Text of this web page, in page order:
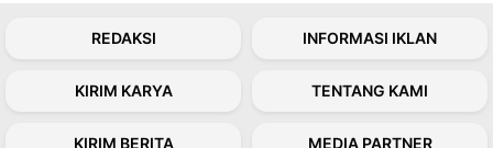
REDAKSI INFORMASI IKLAN
KIRIM KARYA TENTANG KAMI
KIRIM BERITA MEDIA PARTNER